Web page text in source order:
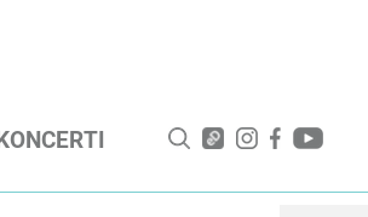
KONCERTI